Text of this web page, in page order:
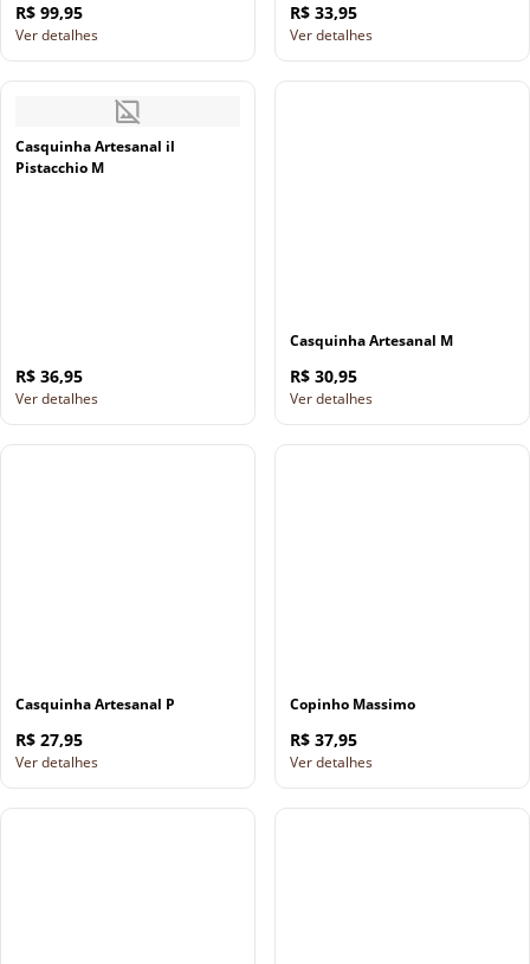
R$ 99,95
Ver detalhes
R$ 33,95
Ver detalhes
Casquinha Artesanal il
Pistacchio M
R$ 36,95
Ver detalhes
Casquinha Artesanal M
R$ 30,95
Ver detalhes
Casquinha Artesanal P
R$ 27,95
Ver detalhes
Copinho Massimo
R$ 37,95
Ver detalhes